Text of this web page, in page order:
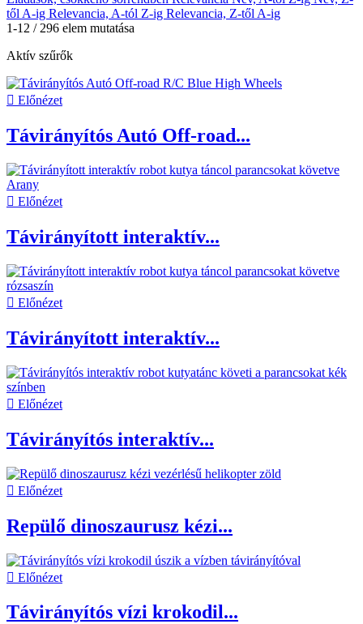
től A-ig Relevancia, A-tól Z-ig Relevancia, Z-től A-ig
1-12 / 296 elem mutatása
Aktív szűrők
 Előnézet
Távirányítós Autó Off-road...
 Előnézet
Távirányított interaktív...
 Előnézet
Távirányított interaktív...
 Előnézet
Távirányítós interaktív...
 Előnézet
Repülő dinoszaurusz kézi...
 Előnézet
Távirányítós vízi krokodil...